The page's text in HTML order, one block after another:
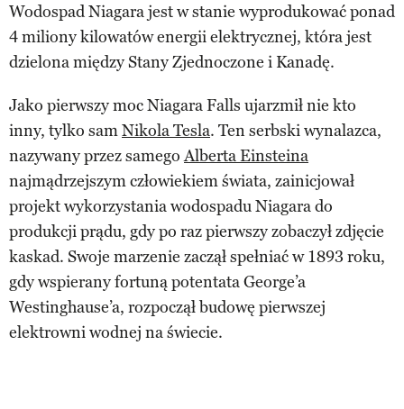
Wodospad Niagara jest w stanie wyprodukować ponad
4 miliony kilowatów energii elektrycznej, która jest
dzielona między Stany Zjednoczone i Kanadę.
Jako pierwszy moc Niagara Falls ujarzmił nie kto
inny, tylko samNikola Tesla. Ten serbski wynalazca,
nazywany przez samegoAlberta Einsteina
najmądrzejszym człowiekiem świata, zainicjował
projekt wykorzystania wodospadu Niagara do
produkcji prądu, gdy po raz pierwszy zobaczył zdjęcie
kaskad. Swoje marzenie zaczął spełniać w 1893 roku,
gdy wspierany fortuną potentata George’a
Westinghause’a, rozpoczął budowę pierwszej
elektrowni wodnej na świecie.